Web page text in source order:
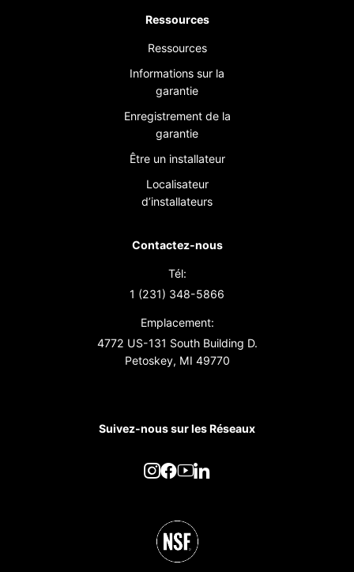
Ressources
Ressources
Informations sur la
garantie
Enregistrement de la
garantie
Être un installateur
Localisateur
d’installateurs
Contactez-nous
Tél:
1 (231) 348-5866
Emplacement:
4772 US-131 South Building D.
Petoskey, MI 49770
Suivez-nous sur les Réseaux